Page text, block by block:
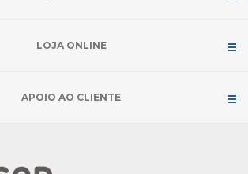
LOJA ONLINE
APOIO AO CLIENTE